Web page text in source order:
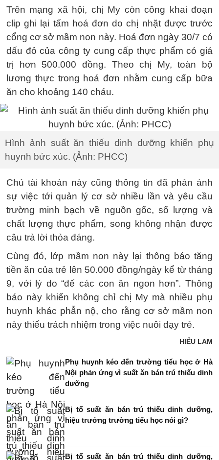
Trên mạng xã hội, chị My còn công khai đoạn
clip ghi lại tấm hoá đơn do chị nhặt được trước
cổng cơ sở mầm non này. Hoá đơn ngày 30/7 có
dấu đỏ của công ty cung cấp thực phẩm có giá
trị hơn 500.000 đồng. Theo chị My, toàn bộ
lương thực trong hoá đơn nhằm cung cấp bữa
ăn cho khoảng 140 cháu.
Hình ảnh suất ăn thiếu dinh dưỡng khiến phụ
huynh bức xúc. (Ảnh: PHCC)
Chủ tài khoản này cũng thông tin đã phản ánh
sự việc tới quản lý cơ sở nhiều lần và yêu cầu
trường minh bạch về nguồn gốc, số lượng và
chất lượng thực phẩm, song không nhận được
câu trả lời thỏa đáng.
Cùng đó, lớp mầm non này lại thông báo tăng
tiền ăn của trẻ lên 50.000 đồng/ngày kể từ tháng
9, với lý do “để các con ăn ngon hơn”. Thông
báo này khiến không chỉ chị My mà nhiều phụ
huynh khác phẫn nộ, cho rằng cơ sở mầm non
này thiếu trách nhiệm trong việc nuôi dạy trẻ.
HIỂU LAM
Phụ huynh kéo đến trường tiểu học ở Hà
Nội phản ứng vì suất ăn bán trú thiếu dinh
dưỡng
Bị tố suất ăn bán trú thiếu dinh dưỡng,
hiệu trưởng trường tiểu học nói gì?
Bị tố suất ăn bán trú thiếu dinh dưỡng,